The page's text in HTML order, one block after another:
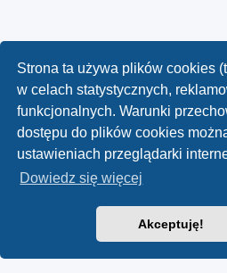
Strona ta używa plików cookies
w celach statystycznych,
funkcjonalnych. Warunki
dostępu do plików cookies
ustawieniach przeglądarki
Dowiedz się więcej
Akceptuję!